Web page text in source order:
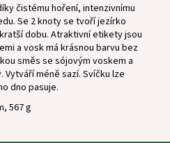
čistému hoření, intenzivnímu
Se 2 knoty se tvoří jezírko
dobu. Atraktivní etikety jsou
a vosk má krásnou barvu bez
směs se sójovým voskem a
méně sazí. Svíčku lze
dno pasuje.
567 g